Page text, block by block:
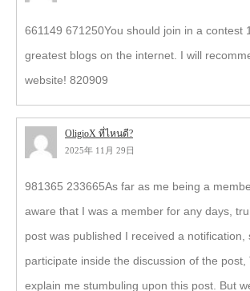
661149 671250You should join in a contest
greatest blogs on the internet. I will
website! 820909
OligioX ที่ไหนดี?
2025年 11月 29日
981365 233665As far as me being a
aware that I was a member for any days,
post was published I received a notification,
participate inside the discussion of the post,
explain me stumbuling upon this post. But